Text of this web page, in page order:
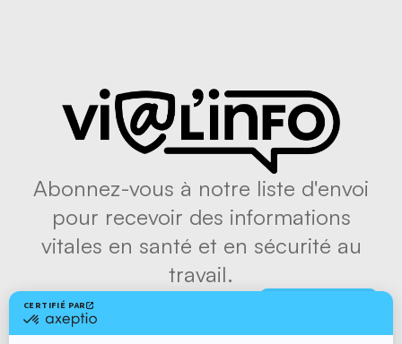
Abonnez-vous à notre liste d'envoi
pour recevoir des informations
vitales en santé et en sécurité au
travail.